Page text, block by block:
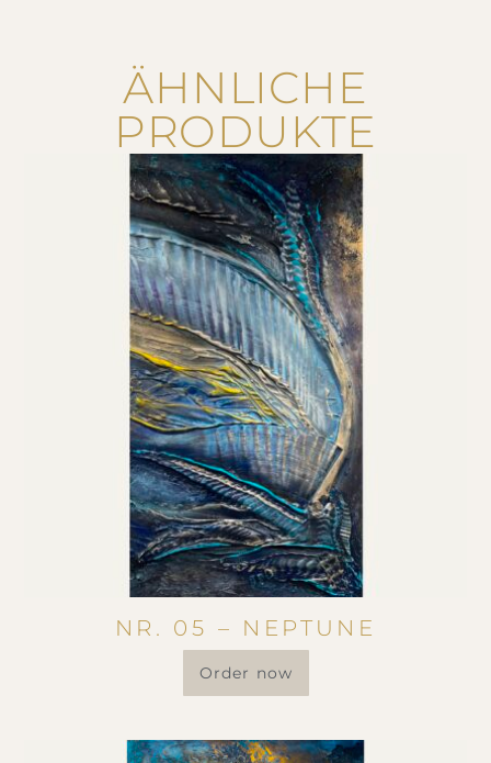
ÄHNLICHE
PRODUKTE
NR. 05 – NEPTUNE
Order now